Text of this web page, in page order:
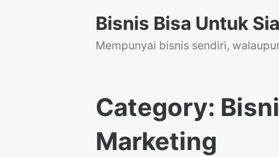
content
Bisnis Bisa Untuk
Mempunyai bisnis sendiri,
Category:
Marketing